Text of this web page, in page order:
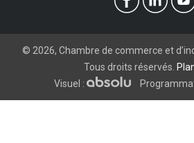
© 2026, Chambre de commerce et
Tous droits réservés.
Visuel :